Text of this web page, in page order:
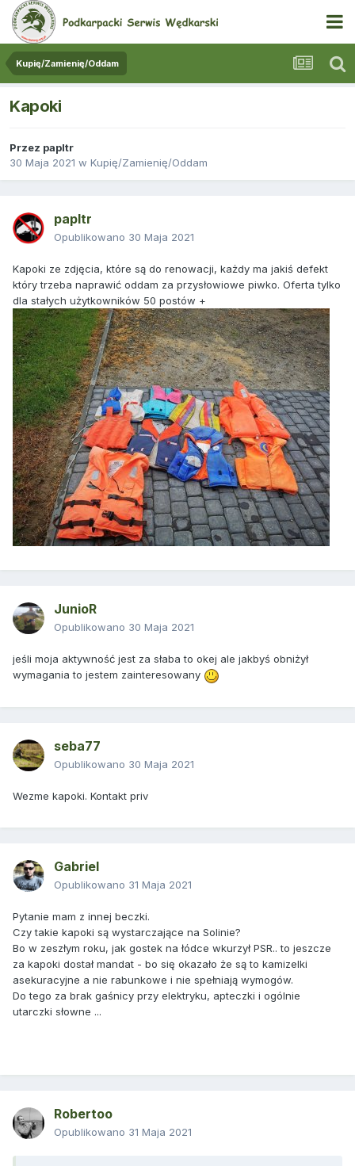
Kupię/Zamienię/Oddam
Kapoki
Przez papltr
30 Maja 2021 w Kupię/Zamienię/Oddam
papltr
Opublikowano 30 Maja 2021
Kapoki ze zdjęcia, które są do renowacji, każdy ma jakiś defekt
który trzeba naprawić oddam za przysłowiowe piwko. Oferta tylko
dla stałych użytkowników 50 postów +
JunioR
Opublikowano 30 Maja 2021
jeśli moja aktywność jest za słaba to okej ale jakbyś obniżył
wymagania to jestem zainteresowany
seba77
Opublikowano 30 Maja 2021
Wezme kapoki. Kontakt priv
Gabriel
Opublikowano 31 Maja 2021
Pytanie mam z innej beczki.
Czy takie kapoki są wystarczające na Solinie?
Bo w zeszłym roku, jak gostek na łódce wkurzył PSR.. to jeszcze
za kapoki dostał mandat - bo się okazało że są to kamizelki
asekuracyjne a nie rabunkowe i nie spełniają wymogów.
Do tego za brak gaśnicy przy elektryku, apteczki i ogólnie
utarczki słowne ...
Robertoo
Opublikowano 31 Maja 2021